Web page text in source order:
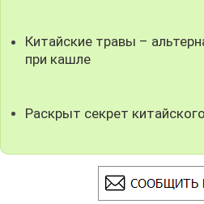
Китайские травы –
при кашле
Раскрыт секрет